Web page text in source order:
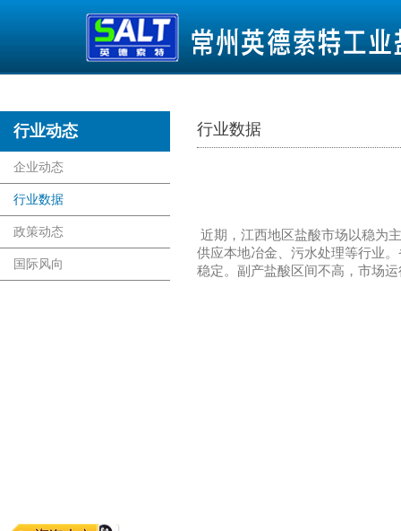
行业动态
企业动态
行业数据
政策动态
国际风向
行业数据
近期，江西地区盐酸市场以稳为
供应本地冶金、污水处理等行业
稳定。副产盐酸区间不高，市场